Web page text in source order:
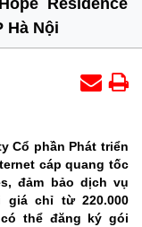
Residence
Hà Nội
Cổ phần Phát triển
cáp quang tốc
đảm bảo dịch vụ
chỉ từ 220.000
có thể đăng ký gói